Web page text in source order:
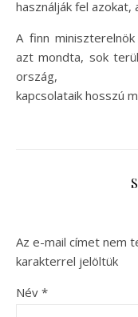
használják fel azokat,
A finn
azt mondta, sok
ország,
kapcsolataik hosszú
Az e-mail címet nem
karakterrel jelöltük
Név *